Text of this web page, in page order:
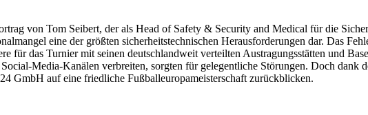
von Tom Seibert, der als Head of Safety & Security and Medical für die
eine der größten sicherheitstechnischen Herausforderungen dar. Das
das Turnier mit seinen deutschlandweit verteilten Austragungsstätten und
Media-Kanälen verbreiten, sorgten für gelegentliche Störungen. Doch dank
GmbH auf eine friedliche Fußballeuropameisterschaft zurückblicken.